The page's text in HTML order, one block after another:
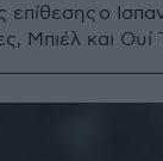
επίθεσης ο
Μπιέλ και